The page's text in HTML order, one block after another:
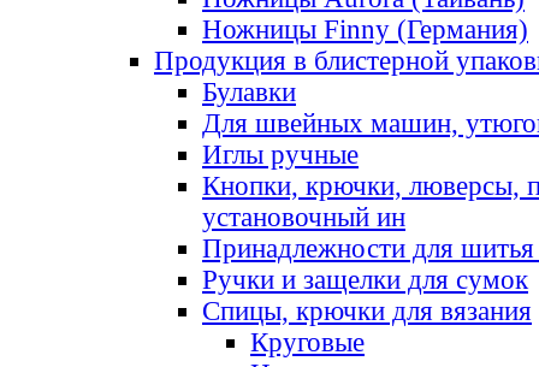
Ножницы Finny (Германия)
Продукция в блистерной
Булавки
Для швейных машин,
Иглы ручные
Кнопки, крючки, люверсы,
установочный ин
Принадлежности для шитья
Ручки и защелки для сумок
Спицы, крючки для вязания
Круговые